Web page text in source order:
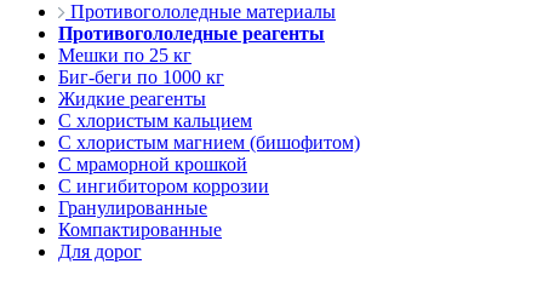
Противогололедные материалы
Противогололедные реагенты
Мешки по 25 кг
Биг-беги по 1000 кг
Жидкие реагенты
С хлористым кальцием
С хлористым магнием (бишофитом)
С мраморной крошкой
С ингибитором коррозии
Гранулированные
Компактированные
Для дорог